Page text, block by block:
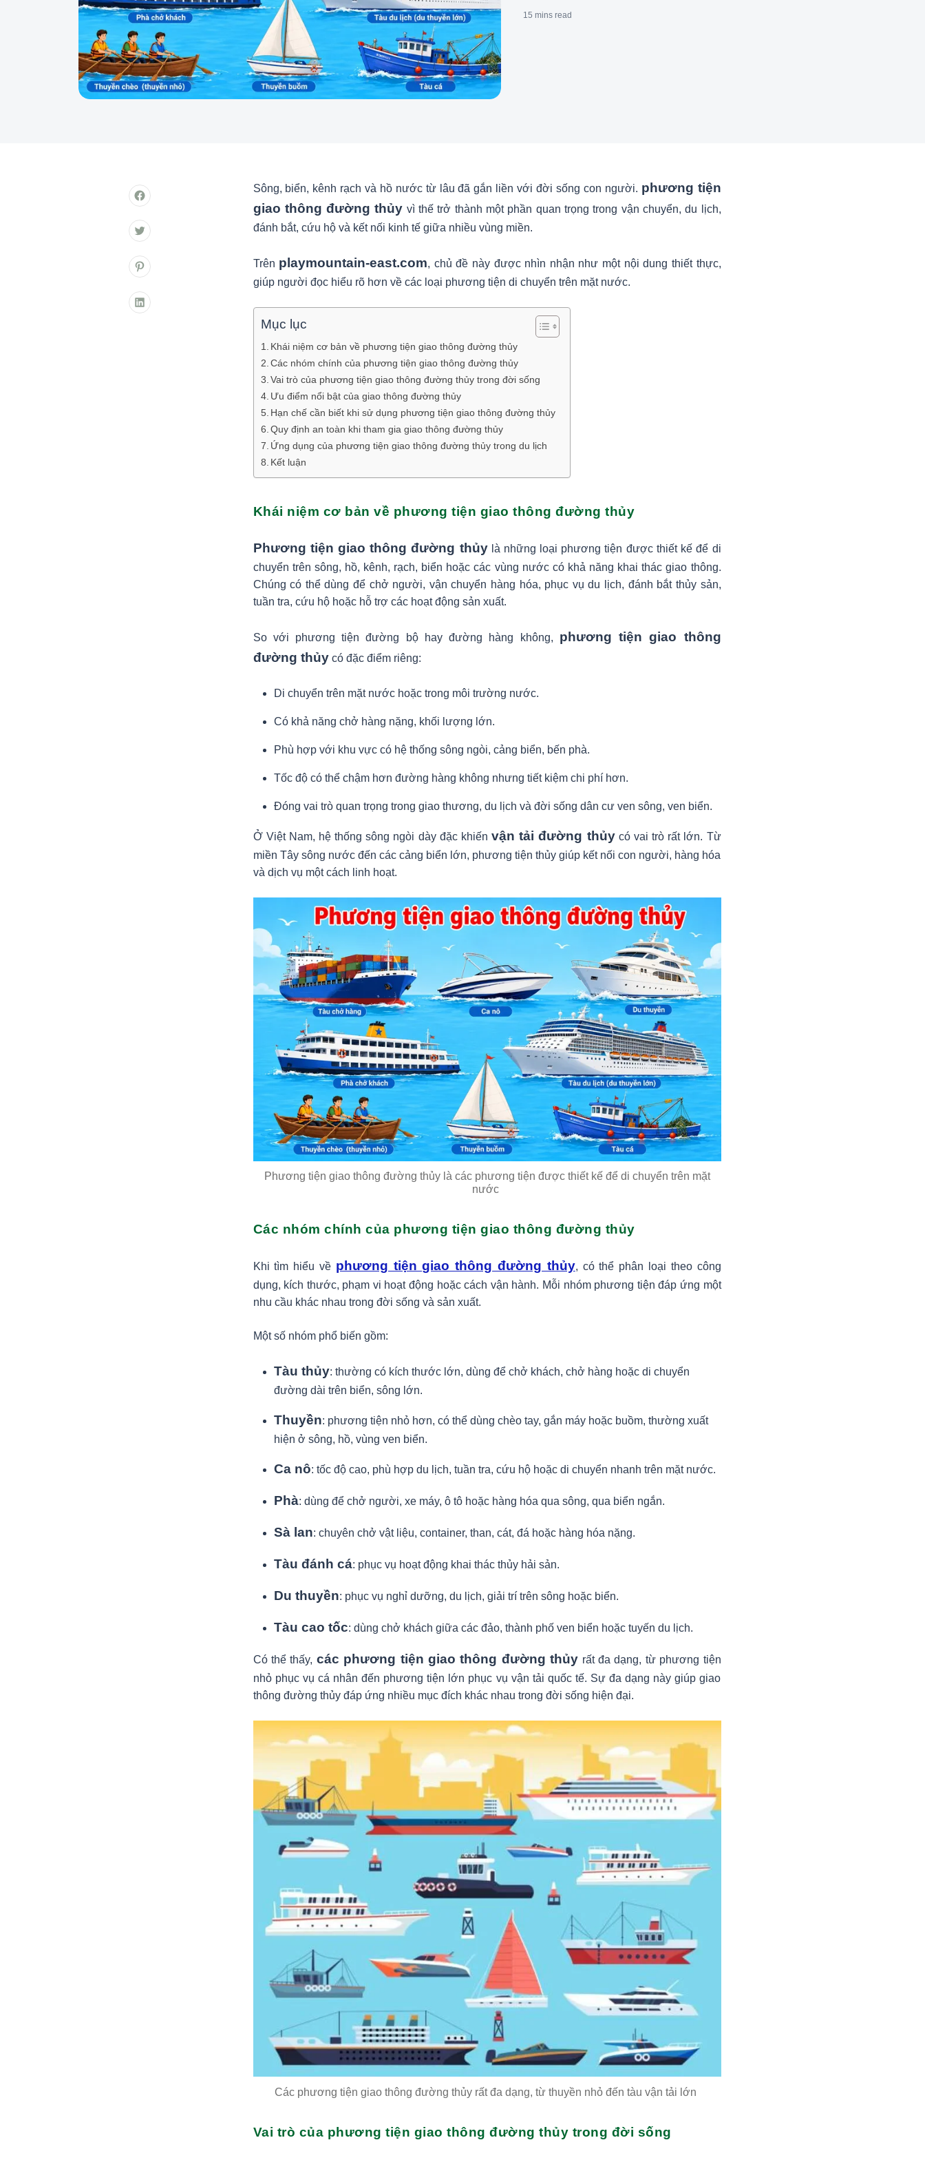
15 mins read
Sông, biển, kênh rạch và hồ nước từ lâu đã gắn liền với đời sống con người. phương tiện
giao thông đường thủy vì thế trở thành một phần quan trọng trong vận chuyển, du lịch,
đánh bắt, cứu hộ và kết nối kinh tế giữa nhiều vùng miền.
Trên playmountain-east.com, chủ đề này được nhìn nhận như một nội dung thiết thực,
giúp người đọc hiểu rõ hơn về các loại phương tiện di chuyển trên mặt nước.
Mục lục
Khái niệm cơ bản về phương tiện giao thông đường thủy
Các nhóm chính của phương tiện giao thông đường thủy
Vai trò của phương tiện giao thông đường thủy trong đời sống
Ưu điểm nổi bật của giao thông đường thủy
Hạn chế cần biết khi sử dụng phương tiện giao thông đường thủy
Quy định an toàn khi tham gia giao thông đường thủy
Ứng dụng của phương tiện giao thông đường thủy trong du lịch
Kết luận
Khái niệm cơ bản về phương tiện giao thông đường thủy
Phương tiện giao thông đường thủylà những loại phương tiện được thiết kế để di
chuyển trên sông, hồ, kênh, rạch, biển hoặc các vùng nước có khả năng khai thác giao thông.
Chúng có thể dùng để chở người, vận chuyển hàng hóa, phục vụ du lịch, đánh bắt thủy sản,
tuần tra, cứu hộ hoặc hỗ trợ các hoạt động sản xuất.
So với phương tiện đường bộ hay đường hàng không, phương tiện giao thông
đường thủycó đặc điểm riêng:
Di chuyển trên mặt nước hoặc trong môi trường nước.
Có khả năng chở hàng nặng, khối lượng lớn.
Phù hợp với khu vực có hệ thống sông ngòi, cảng biển, bến phà.
Tốc độ có thể chậm hơn đường hàng không nhưng tiết kiệm chi phí hơn.
Đóng vai trò quan trọng trong giao thương, du lịch và đời sống dân cư ven sông, ven biển.
Ở Việt Nam, hệ thống sông ngòi dày đặc khiếnvận tải đường thủycó vai trò rất lớn. Từ
miền Tây sông nước đến các cảng biển lớn, phương tiện thủy giúp kết nối con người, hàng hóa
và dịch vụ một cách linh hoạt.
Phương tiện giao thông đường thủy là các phương tiện được thiết kế để di chuyển trên mặt
nước
Các nhóm chính của phương tiện giao thông đường thủy
Khi tìm hiểu về phương tiện giao thông đường thủy, có thể phân loại theo công
dụng, kích thước, phạm vi hoạt động hoặc cách vận hành. Mỗi nhóm phương tiện đáp ứng một
nhu cầu khác nhau trong đời sống và sản xuất.
Một số nhóm phổ biến gồm:
Tàu thủy: thường có kích thước lớn, dùng để chở khách, chở hàng hoặc di chuyển
đường dài trên biển, sông lớn.
Thuyền: phương tiện nhỏ hơn, có thể dùng chèo tay, gắn máy hoặc buồm, thường xuất
hiện ở sông, hồ, vùng ven biển.
Ca nô: tốc độ cao, phù hợp du lịch, tuần tra, cứu hộ hoặc di chuyển nhanh trên mặt nước.
Phà: dùng để chở người, xe máy, ô tô hoặc hàng hóa qua sông, qua biển ngắn.
Sà lan: chuyên chở vật liệu, container, than, cát, đá hoặc hàng hóa nặng.
Tàu đánh cá: phục vụ hoạt động khai thác thủy hải sản.
Du thuyền: phục vụ nghỉ dưỡng, du lịch, giải trí trên sông hoặc biển.
Tàu cao tốc: dùng chở khách giữa các đảo, thành phố ven biển hoặc tuyến du lịch.
Có thể thấy, các phương tiện giao thông đường thủy rất đa dạng, từ phương tiện
nhỏ phục vụ cá nhân đến phương tiện lớn phục vụ vận tải quốc tế. Sự đa dạng này giúp giao
thông đường thủy đáp ứng nhiều mục đích khác nhau trong đời sống hiện đại.
Các phương tiện giao thông đường thủy rất đa dạng, từ thuyền nhỏ đến tàu vận tải lớn
Vai trò của phương tiện giao thông đường thủy trong đời sống